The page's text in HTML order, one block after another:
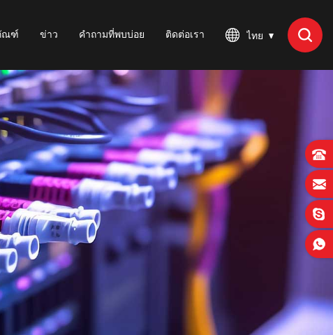
ไทย
ณฑ์ ข่าว คำถามที่พบบ่อย ติดต่อเรา